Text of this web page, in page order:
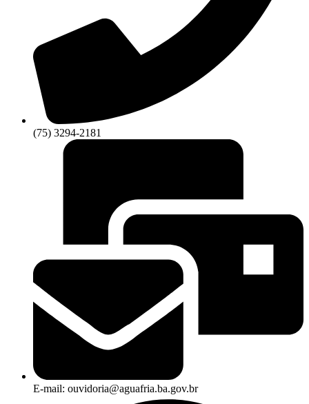
(75) 3294-2181
E-mail: ouvidoria@aguafria.ba.gov.br